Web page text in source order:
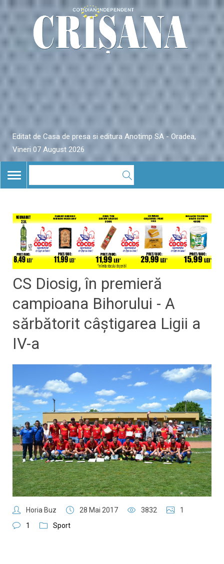
Editat de Casa de presa si editura Anotimp SA - Oradea,
Vineri 07 August 2026
TOGGLE
NAVIGATION
CS Diosig, în premieră
campioana Bihorului - A
sărbătorit câştigarea Ligii a
IV-a
Horia Buz 28 Mai 2017 3832
1
1
Sport